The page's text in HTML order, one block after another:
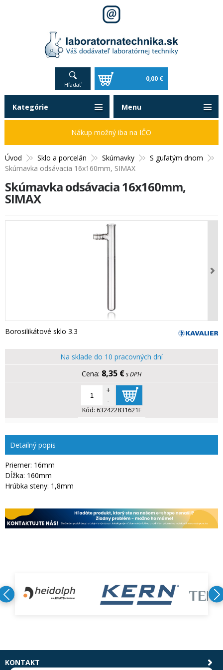
Hľadať
0,00 €
Úvod Sklo a porcelán Skúmavky
S guľatým dnom
Skúmavka odsávacia 16x160mm, SIMAX
Skúmavka odsávacia 16x160mm,
SIMAX
Borosilikátové sklo 3.3
Na sklade do 10 pracovných dní
8,35 €s DPH
+
-
Kód: 632422831621F
Detailný popis
Priemer: 16mm
Dĺžka: 160mm
Hrúbka steny: 1,8mm
Kategórie
Nákup možný iba na IČO
Menu
KONTAKT